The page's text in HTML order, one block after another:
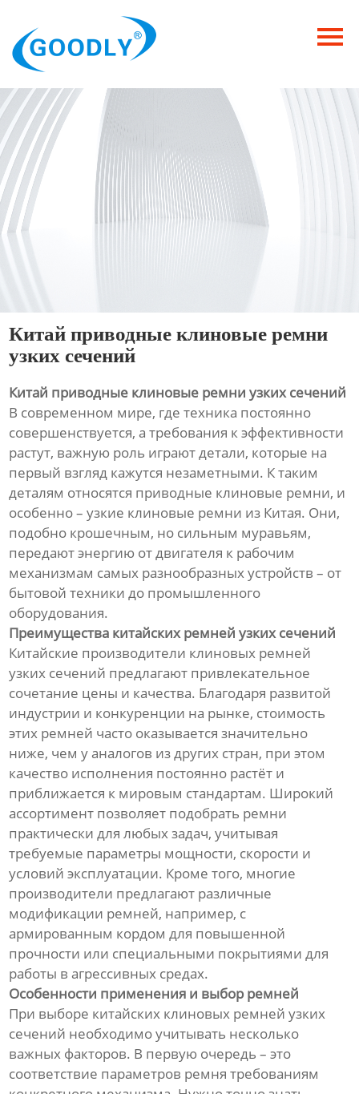
Продукция
ОТРАСЛИ
Категория
Новости
Контакты
Китай приводные клиновые ремни
узких сечений
Китай приводные клиновые ремни узких сечений
В современном мире, где техника постоянно
совершенствуется, а требования к эффективности
растут, важную роль играют детали, которые на
первый взгляд кажутся незаметными. К таким
деталям относятся приводные клиновые ремни, и
особенно – узкие клиновые ремни из Китая. Они,
подобно крошечным, но сильным муравьям,
передают энергию от двигателя к рабочим
механизмам самых разнообразных устройств – от
бытовой техники до промышленного
оборудования.
Преимущества китайских ремней узких сечений
Китайские производители клиновых ремней
узких сечений предлагают привлекательное
сочетание цены и качества. Благодаря развитой
индустрии и конкуренции на рынке, стоимость
этих ремней часто оказывается значительно
ниже, чем у аналогов из других стран, при этом
качество исполнения постоянно растёт и
приближается к мировым стандартам. Широкий
ассортимент позволяет подобрать ремни
практически для любых задач, учитывая
требуемые параметры мощности, скорости и
условий эксплуатации. Кроме того, многие
производители предлагают различные
модификации ремней, например, с
армированным кордом для повышенной
прочности или специальными покрытиями для
работы в агрессивных средах.
Особенности применения и выбор ремней
При выборе китайских клиновых ремней узких
сечений необходимо учитывать несколько
важных факторов. В первую очередь – это
соответствие параметров ремня требованиям